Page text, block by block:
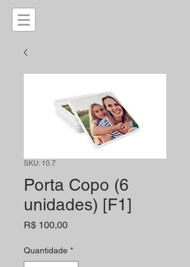
SKU: 10.7
Porta Copo (6
unidades) [F1]
R$ 100,00Preço
Quantidade *